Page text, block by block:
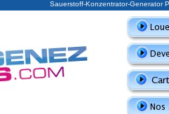
Sauerstoff-Konzentrator-Generator